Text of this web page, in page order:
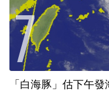
「白海豚」估下午